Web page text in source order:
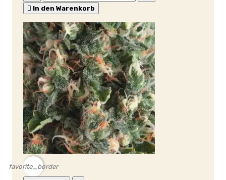
 In den Warenkorb
favorite_border